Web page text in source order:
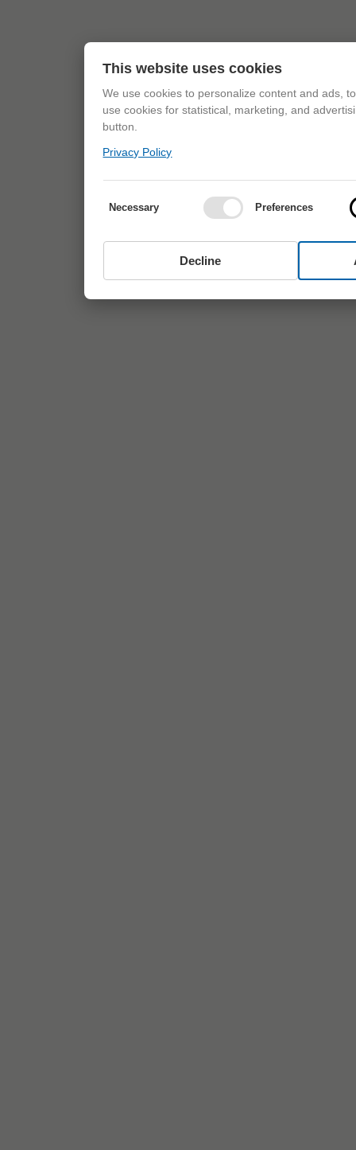
This website uses cookies
We use cookies to personalize content and ads,
use cookies for statistical, marketing, and
button.
Privacy Policy
Necessary Preferences
Decline